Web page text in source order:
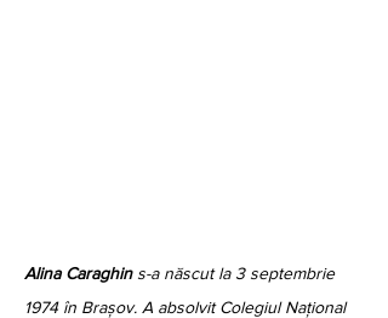
Alina Caraghin s-a născut la 3 septembrie
1974 în Brașov. A absolvit Colegiul Național